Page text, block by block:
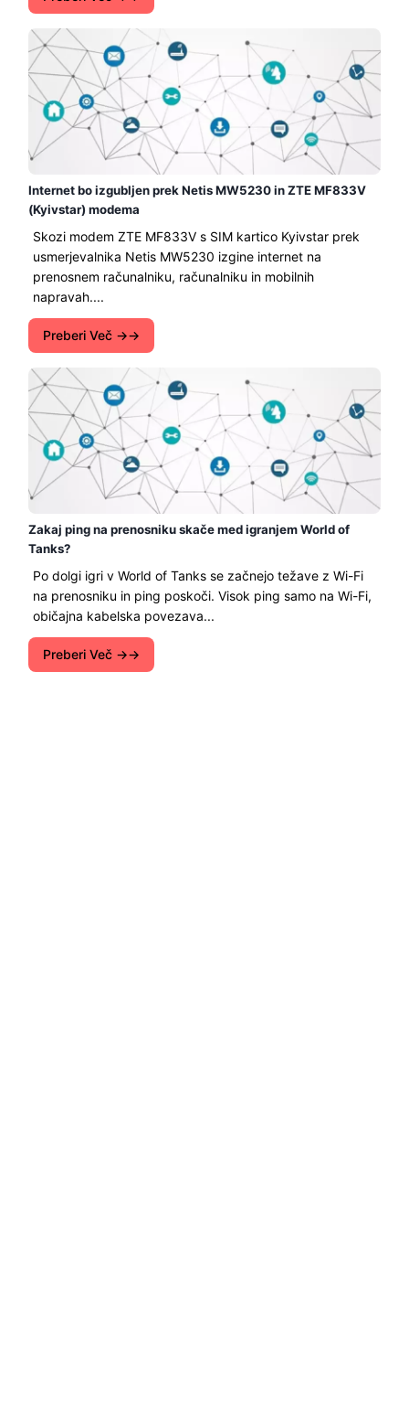
Internet bo izgubljen prek Netis MW5230 in ZTE MF833V
(Kyivstar) modema
Skozi modem ZTE MF833V s SIM kartico Kyivstar prek
usmerjevalnika Netis MW5230 izgine internet na
prenosnem računalniku, računalniku in mobilnih
napravah....
Preberi Več →
Zakaj ping na prenosniku skače med igranjem World of
Tanks?
Po dolgi igri v World of Tanks se začnejo težave z Wi-Fi
na prenosniku in ping poskoči. Visok ping samo na Wi-Fi,
običajna kabelska povezava...
Preberi Več →